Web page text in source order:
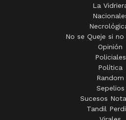
La
No se Queje si no
Opinión
Policiales
Política
Random
Sepelios
Sucesos
Tandil